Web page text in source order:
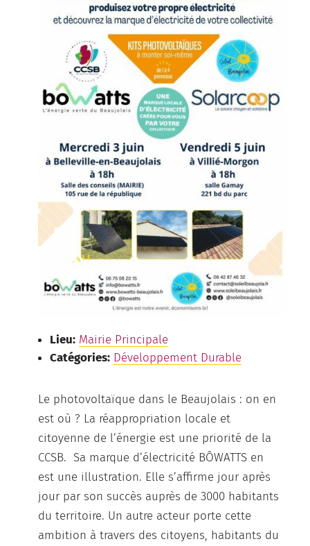
Lieu: Mairie Principale
Catégories: Développement Durable
Le photovoltaïque dans le Beaujolais : on en
est où ? La réappropriation locale et
citoyenne de l’énergie est une priorité de la
CCSB. Sa marque d’électricité BÔWATTS en
est une illustration. Elle s’affirme jour après
jour par son succès auprès de 3000 habitants
du territoire. Un autre acteur porte cette
ambition à travers des citoyens, habitants du